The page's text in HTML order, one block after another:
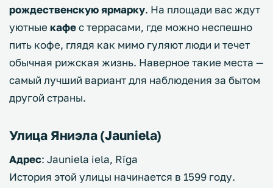
рождественскую ярмарку. На площади вас ждут
уютные кафес террасами, где можно неспешно
пить кофе, глядя как мимо гуляют люди и течет
обычная рижская жизнь. Наверное такие места —
самый лучший вариант для наблюдения за бытом
другой страны.
Улица Яниэла (Jauniela)
Адрес: Jauniela iela, Rīga
История этой улицы начинается в 1599 году.